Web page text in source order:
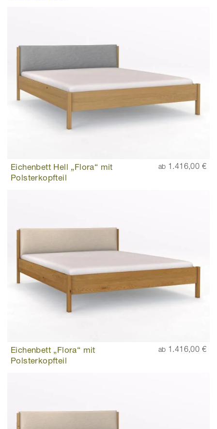
Eichenbett Hell „Flora“ mit
Polsterkopfteil
ab 1.416,00 €
Eichenbett „Flora“ mit
Polsterkopfteil
ab 1.416,00 €